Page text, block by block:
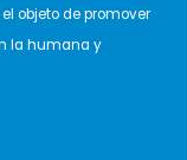
objeto de promover
la humana y